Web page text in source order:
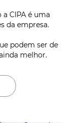
CIPA é uma
da empresa.
podem ser de
melhor.